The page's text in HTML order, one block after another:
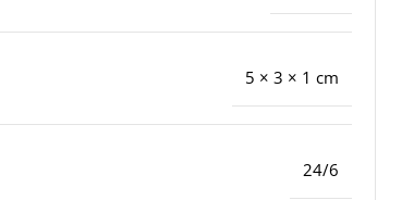
5 × 3 × 1 cm
24/6